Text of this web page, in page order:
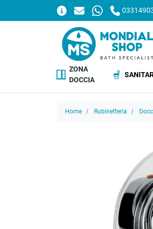
ZONA
DOCCIA
Home Rubinetteria